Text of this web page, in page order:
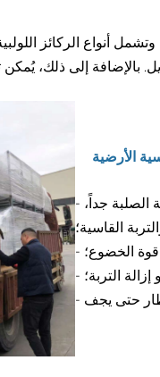
أنواع الركائز
- تعمل بشكل أفضل في التربة الكثيفة، والتربة شديدة الكثافة، والتربة الصلبة جداً،
القاسية؛
قوة الخضوع؛
إزالة التربة؛